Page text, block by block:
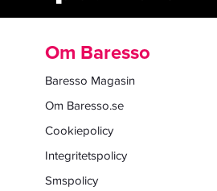
Om Baresso
Baresso Magasin
Om Baresso.se
Cookiepolicy
Integritetspolicy
Smspolicy